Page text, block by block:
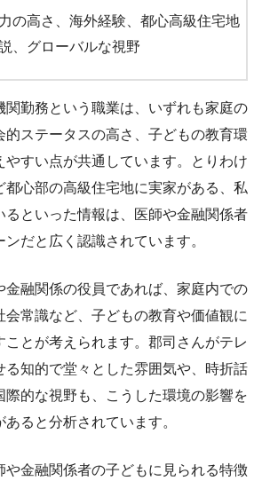
の高さ、海外経験、都心高級住宅地
、グローバルな視野
関勤務という職業は、いずれも家庭の
的ステータスの高さ、子どもの教育環
やすい点が共通しています。とりわけ
都心部の高級住宅地に実家がある、私
るといった情報は、医師や金融関係者
だと広く認識されています。
金融関係の役員であれば、家庭内での
会常識など、子どもの教育や価値観に
ことが考えられます。郡司さんがテレ
る知的で堂々とした雰囲気や、時折話
際的な視野も、こうした環境の影響を
ると分析されています。
や金融関係者の子どもに見られる特徴